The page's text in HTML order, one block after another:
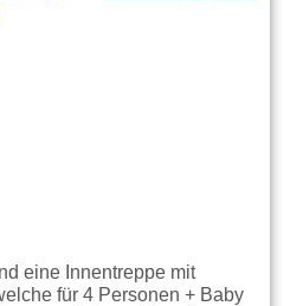
eine Innentreppe mit
für 4 Personen + Baby